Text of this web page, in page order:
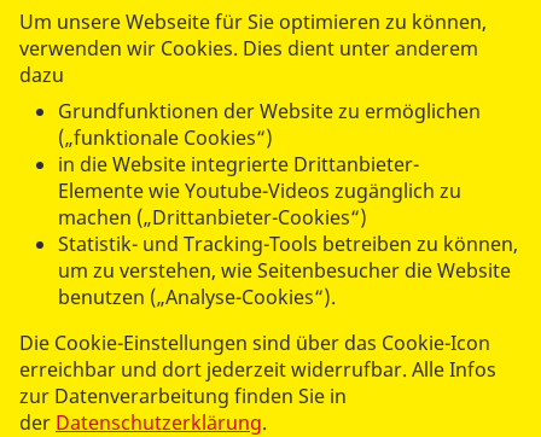
Um unsere Webseite für Sie optimieren zu können,
verwenden wir Cookies. Dies dient unter anderem
dazu
Grundfunktionen der Website zu ermöglichen
(„funktionale Cookies“)
in die Website integrierte Drittanbieter-
Elemente wie Youtube-Videos zugänglich zu
machen („Drittanbieter-Cookies“)
Statistik- und Tracking-Tools betreiben zu können,
um zu verstehen, wie Seitenbesucher die Website
benutzen („Analyse-Cookies“).
Die Cookie-Einstellungen sind über das Cookie-Icon
erreichbar und dort jederzeit widerrufbar. Alle Infos
zur Datenverarbeitung finden Sie in
der Datenschutzerklärung.